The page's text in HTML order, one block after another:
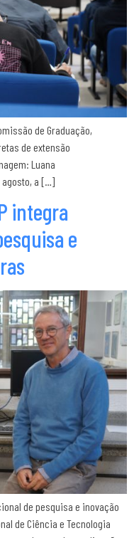
de Graduação,
de extensão
Luana
agosto, a […]
integra
e
de pesquisa e inovação
de Ciência e Tecnologia